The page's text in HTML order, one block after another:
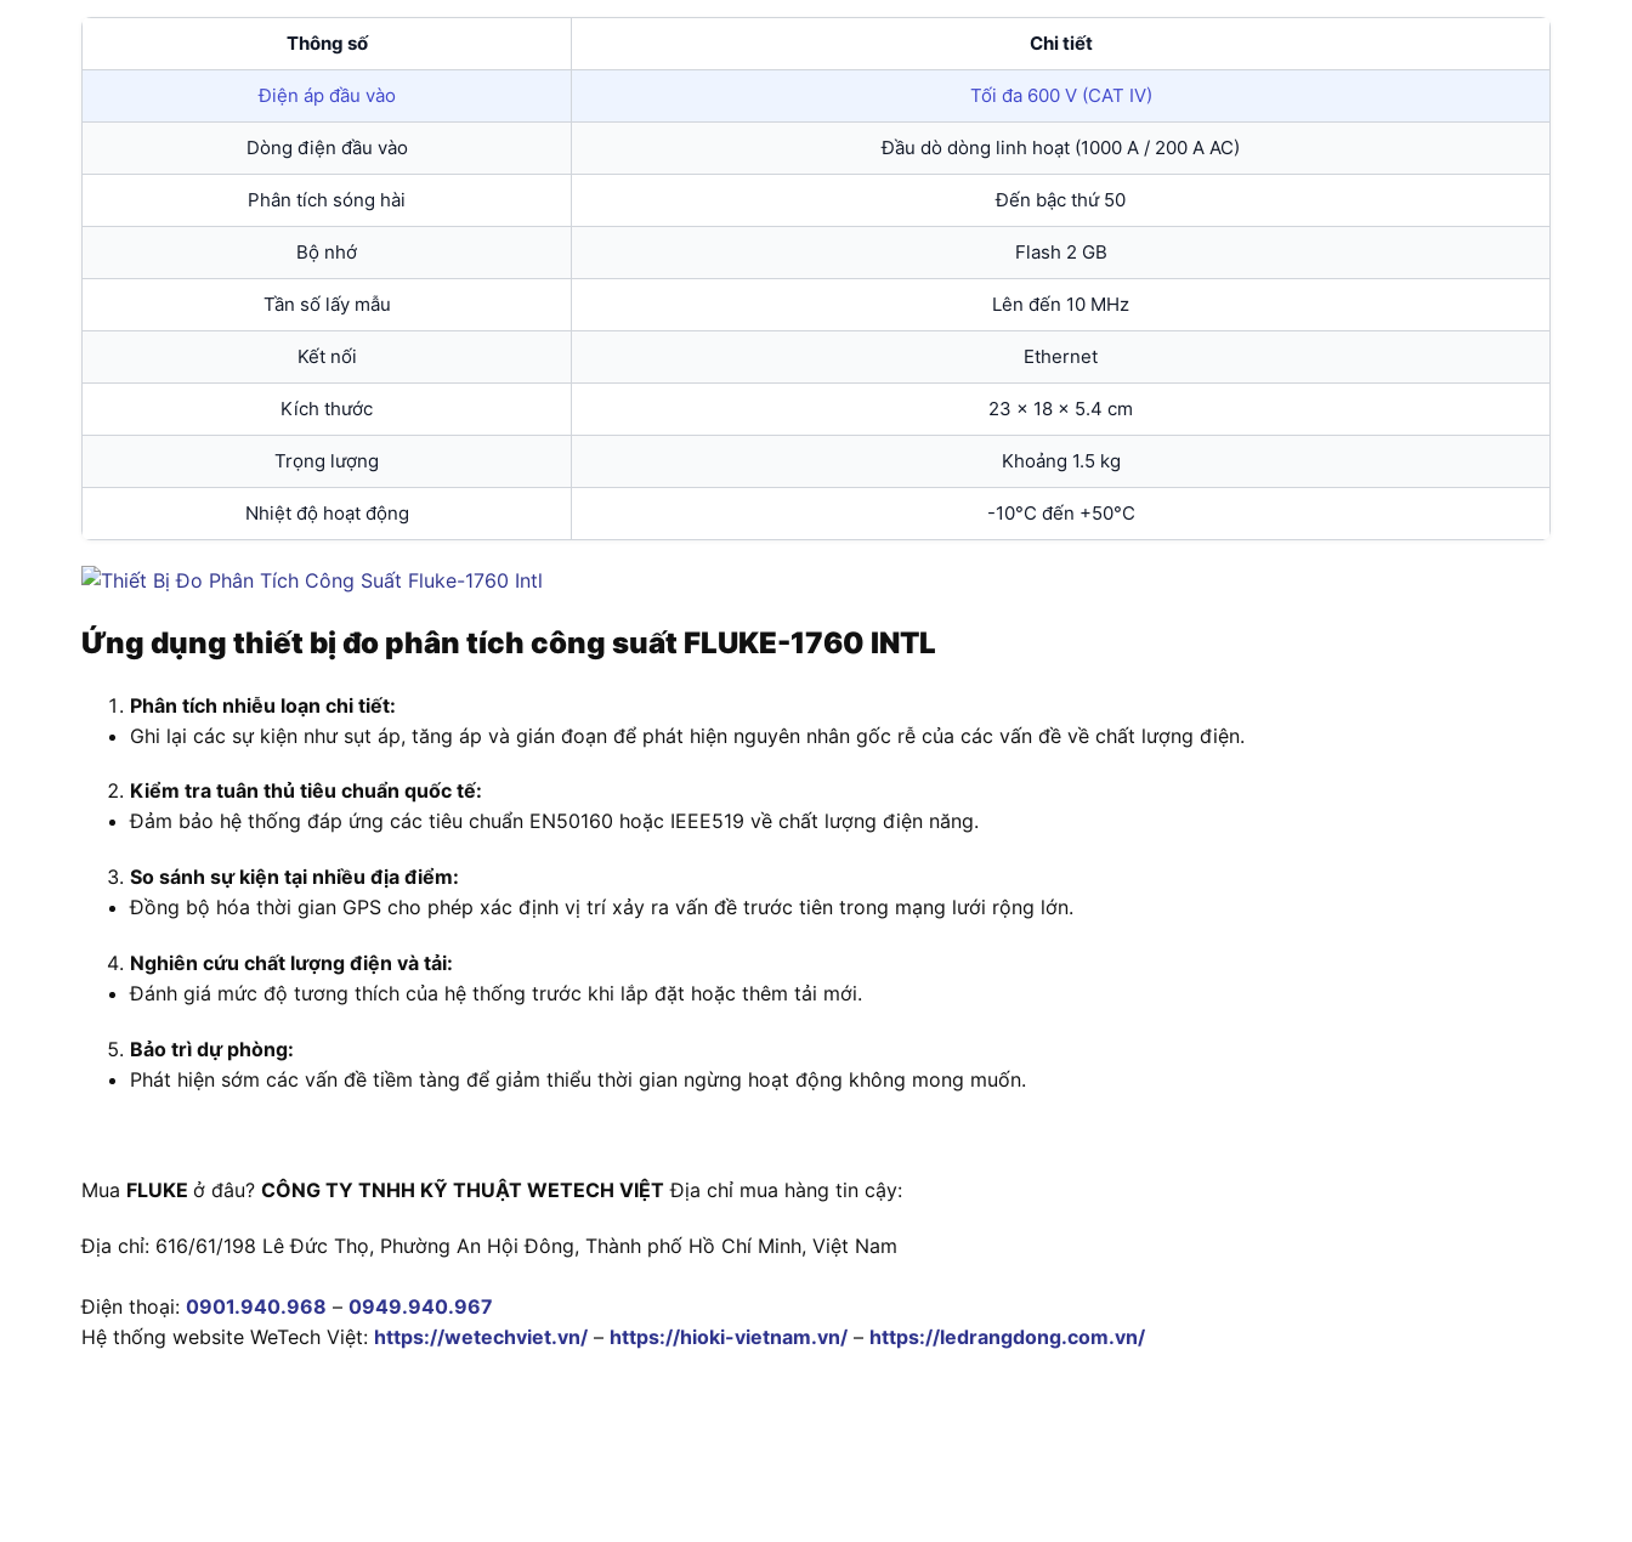
Thông số Chi tiết
Điện áp đầu vào Tối đa 600 V (CAT IV)
Dòng điện đầu vào Đầu dò dòng linh hoạt (1000 A / 200 A AC)
Phân tích sóng hài Đến bậc thứ 50
Bộ nhớ Flash 2 GB
Tần số lấy mẫu Lên đến 10 MHz
Kết nối Ethernet
Kích thước 23 x 18 x 5.4 cm
Trọng lượng Khoảng 1.5 kg
Nhiệt độ hoạt động -10°C đến +50°C
Ứng dụng thiết bị đo phân tích công suất FLUKE-1760 INTL
Phân tích nhiễu loạn chi tiết:
Ghi lại các sự kiện như sụt áp, tăng áp và gián đoạn để phát hiện nguyên nhân gốc rễ của các vấn đề về chất lượng điện.
Kiểm tra tuân thủ tiêu chuẩn quốc tế:
Đảm bảo hệ thống đáp ứng các tiêu chuẩn EN50160 hoặc IEEE519 về chất lượng điện năng.
So sánh sự kiện tại nhiều địa điểm:
Đồng bộ hóa thời gian GPS cho phép xác định vị trí xảy ra vấn đề trước tiên trong mạng lưới rộng lớn.
Nghiên cứu chất lượng điện và tải:
Đánh giá mức độ tương thích của hệ thống trước khi lắp đặt hoặc thêm tải mới.
Bảo trì dự phòng:
Phát hiện sớm các vấn đề tiềm tàng để giảm thiểu thời gian ngừng hoạt động không mong muốn.
Mua FLUKE ở đâu? CÔNG TY TNHH KỸ THUẬT WETECH VIỆT Địa chỉ mua hàng tin cậy:
Địa chỉ: 616/61/198 Lê Đức Thọ, Phường An Hội Đông, Thành phố Hồ Chí Minh, Việt Nam
Điện thoại: 0901.940.968 – 0949.940.967
Hệ thống website WeTech Việt: https://wetechviet.vn/ – https://hioki-vietnam.vn/ – https://ledrangdong.com.vn/